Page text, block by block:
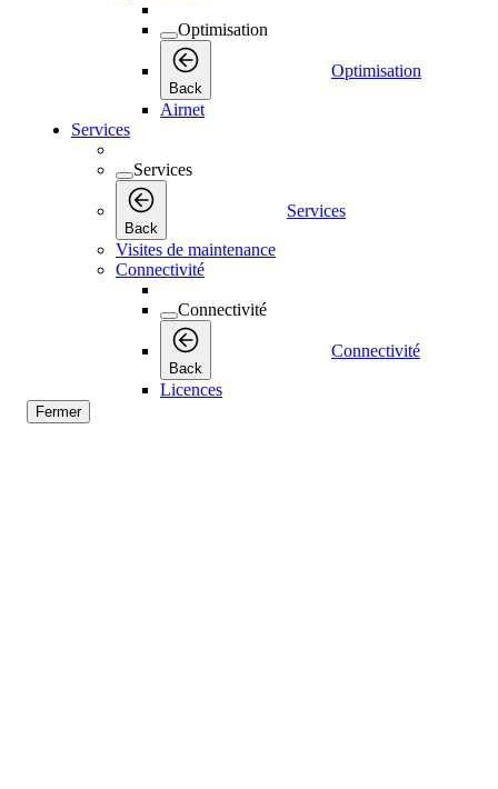
Optimisation
Back
Optimisation
Airnet
Services
Services
Back
Services
Visites de maintenance
Connectivité
Connectivité
Back
Connectivité
Licences
Fermer